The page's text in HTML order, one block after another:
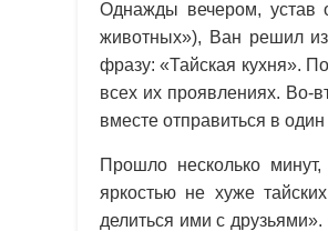
Однажды вечером, устав
животных»), Ван решил
фразу: «Тайская кухня».
всех их проявлениях. Во-
вместе отправиться в
Прошло несколько
яркостью не хуже
делиться ими с